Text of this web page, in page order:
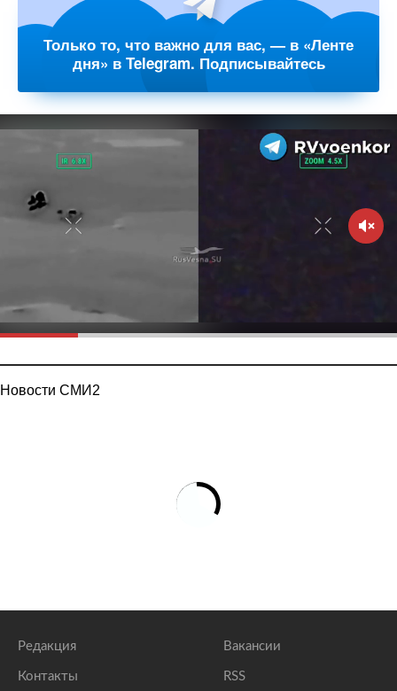
Только то, что важно для вас, — в «Ленте
дня» в Telegram. Подписывайтесь
Новости СМИ2
Редакция
Контакты
Вакансии
RSS